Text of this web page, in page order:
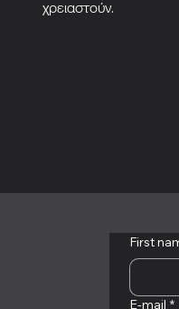
χρειαστούν.
First
E-mail *